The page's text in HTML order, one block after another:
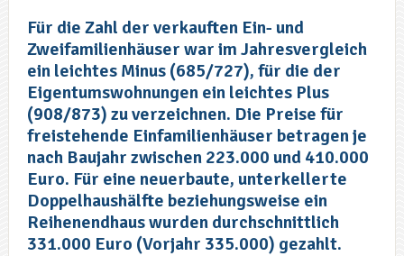
Für die Zahl der verkauften Ein- und
Zweifamilienhäuser war im Jahresvergleich
ein leichtes Minus (685/727), für die der
Eigentumswohnungen ein leichtes Plus
(908/873) zu verzeichnen. Die Preise für
freistehende Einfamilienhäuser betragen je
nach Baujahr zwischen 223.000 und 410.000
Euro. Für eine neuerbaute, unterkellerte
Doppelhaushälfte beziehungsweise ein
Reihenendhaus wurden durchschnittlich
331.000 Euro (Vorjahr 335.000) gezahlt.